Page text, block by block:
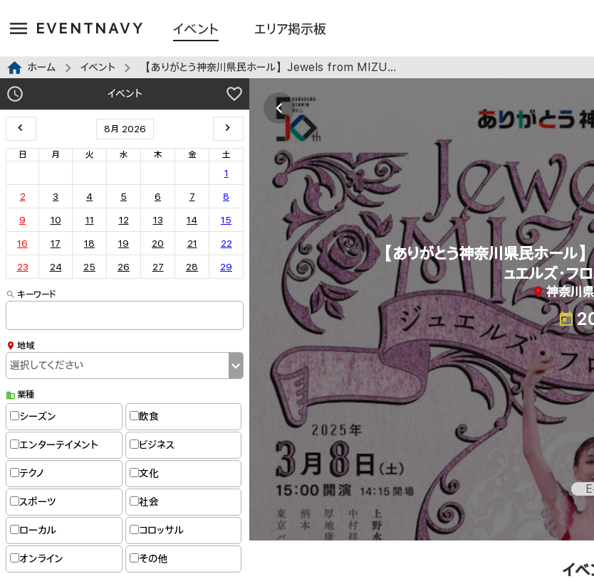
EVENTNAVY イベント エリア掲示板
ホーム イベント
【ありがとう神奈川県民ホール】Jewels from MIZUKA 2025 ジュエルズ・フロム・ミズカ 2025
イベント
8月 2026
日 月 火 水 木 金
土
1
2 3 4 5 6 7 8
9 10 11 12 13 14 15
16 17 18 19 20 21 22
23 24 25 26 27 28 29
キーワード
地域
業種
シーズン 飲食
エンターテイメント ビジネス
テクノ 文化
スポーツ 社会
ローカル コロッサル
オンライン その他
【ありがとう神奈川県民ホ
ュエルズ・フ
神奈川県
イベ